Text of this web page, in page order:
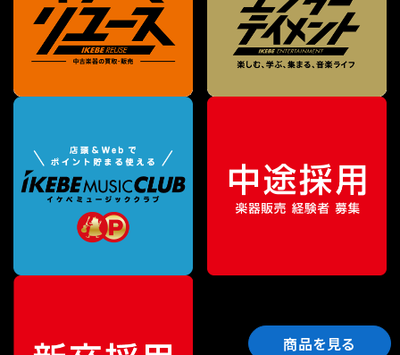
商品を見る